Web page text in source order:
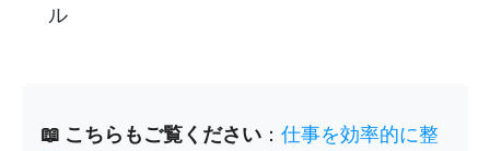
ル
📖 こちらもご覧ください ： 仕事を効率的に整